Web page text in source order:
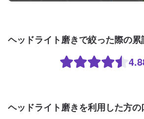
ヘッドライト磨きで絞った際の累
ヘッドライト磨きを利用した方の